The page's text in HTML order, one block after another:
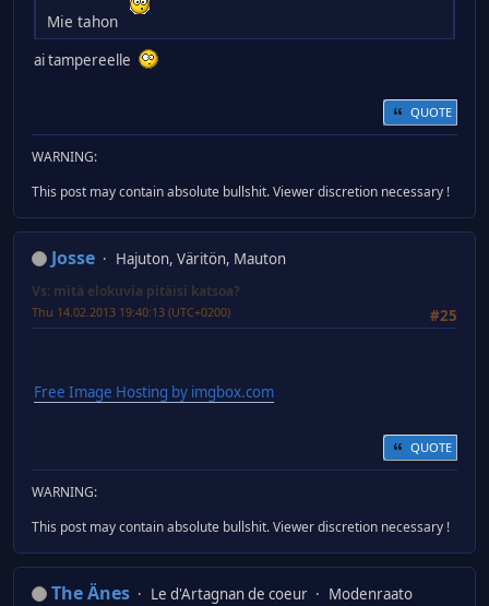
Mie tahon
ai tampereelle
QUOTE
WARNING:
This post may contain absolute bullshit. Viewer discretion necessary !
Josse Hajuton, Väritön, Mauton
Vs: mitä elokuvia pitäisi katsoa?
#25
Thu 14.02.2013 19:40:13 (UTC+0200)
Free Image Hosting by imgbox.com
QUOTE
WARNING:
This post may contain absolute bullshit. Viewer discretion necessary !
The Änes Le d'Artagnan de coeur Modenraato